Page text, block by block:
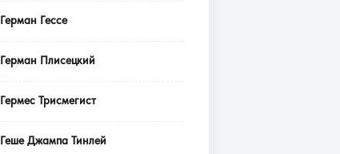
Герман Гессе
Герман Плисецкий
Гермес Трисмегист
Геше Джампа Тинлей